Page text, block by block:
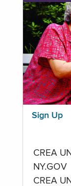
Sign Up
CREA
NY.GOV
CREA